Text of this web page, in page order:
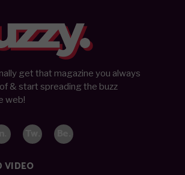
get that magazine you always
& start spreading the buzz
web!
VIDEO